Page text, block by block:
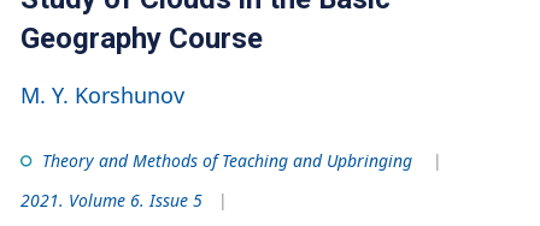
Geography Course
M. Y. Korshunov
Theory and Methods of Teaching and Upbringing
2021. Volume 6. Issue 5